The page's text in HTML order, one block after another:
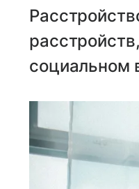
социальном